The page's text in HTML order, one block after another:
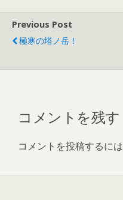
Previous Post
極寒の塔ノ岳！
コメントを残す
コメントを投稿するには